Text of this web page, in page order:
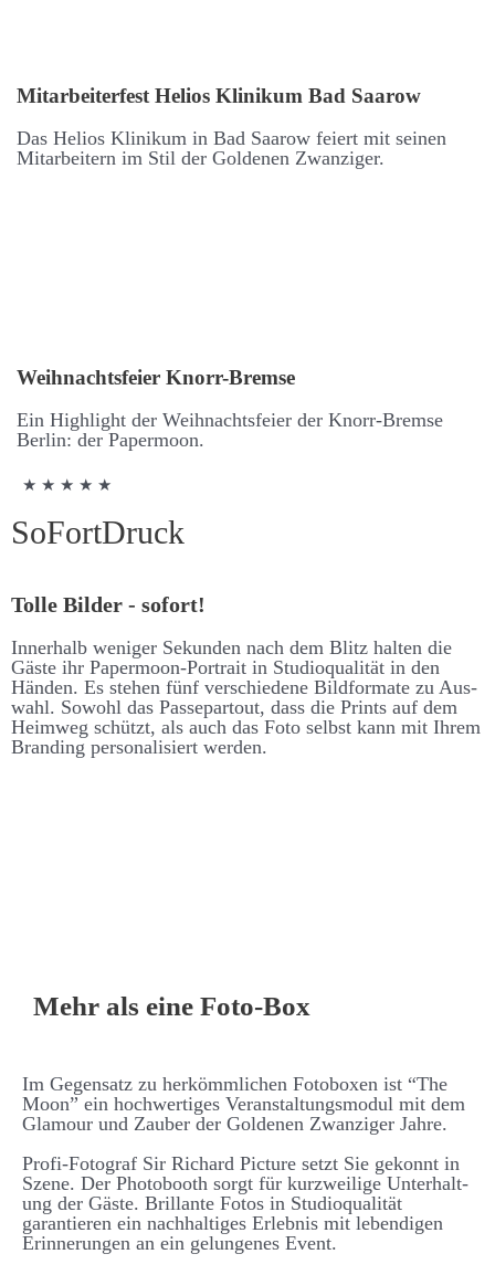
Mit­arbeiter­fest Helios Klinikum Bad Saarow
Das Helios Klinikum in Bad Saarow feiert mit seinen
Mit­arbeitern im Stil der Goldenen Zwanziger.
Weih­nachts­feier Knorr-Bremse
Ein High­light der Weih­nachts­feier der Knorr-Bremse
Berlin: der Paper­moon.
★ ★ ★ ★ ★
SoFort­Druck
Tolle Bilder - sofort!
Inner­halb weniger Se­kunden nach dem Blitz halten die
Gäste ihr Paper­moon-Portrait in Studio­qualität in den
Händen. Es stehen fünf ver­schiedene Bild­formate zu Aus­
wahl. So­wohl das Passe­partout, dass die Prints auf dem
Heim­weg schützt, als auch das Foto selbst kann mit Ihrem
Branding personalisiert werden.
Mehr als eine Foto-Box
Im Gegen­­satz zu her­­kömm­­lichen Foto­­boxen ist “The
Moon” ein hoch­­wertiges Ver­­an­stalt­ungs­­modul mit dem
Glamour und Zauber der Goldenen Zwanziger Jahre.
Profi-Fotograf Sir Richard Picture setzt Sie ge­konnt in
Szene. Der Photo­­booth sorgt für kurz­­weilige Unter­halt­
ung der Gäste. Brillante Fotos in Studio­­qualität
garantieren ein nach­­halt­iges Erlebnis mit lebend­igen
Er­­inner­ungen an ein ge­­lungenes Event.